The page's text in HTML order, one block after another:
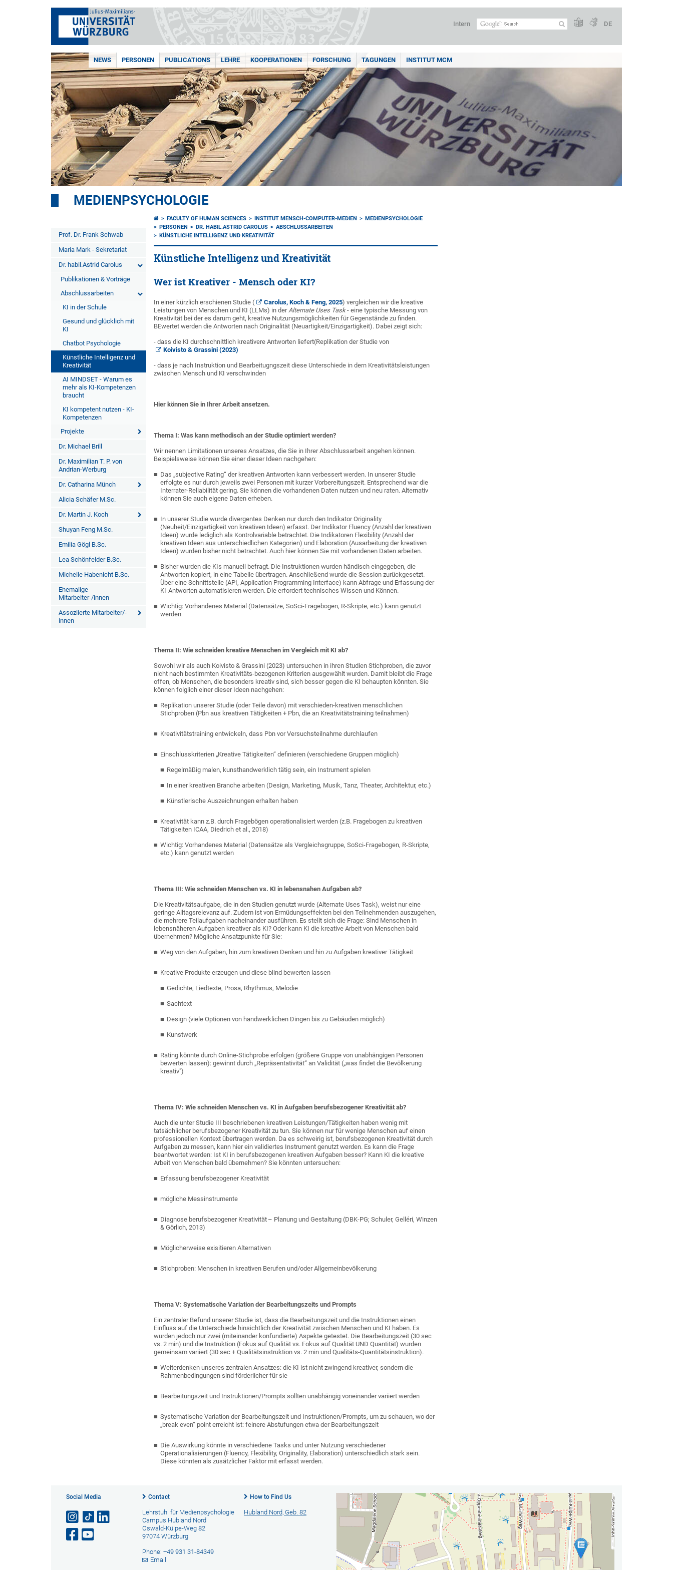
Intern DE
NEWS PERSONEN PUBLICATIONS LEHRE KOOPERATIONEN FORSCHUNG TAGUNGEN INSTITUT MCM
MEDIENPSYCHOLOGIE
Prof. Dr. Frank Schwab
Maria Mark - Sekretariat
Dr. habil.Astrid Carolus
Publikationen & Vorträge
Abschlussarbeiten
KI in der Schule
Gesund und glücklich mit
KI
Chatbot Psychologie
Künstliche Intelligenz und
Kreativität
AI MINDSET - Warum es
mehr als KI-Kompetenzen
braucht
KI kompetent nutzen - KI-
Kompetenzen
Projekte
Dr. Michael Brill
Dr. Maximilian T. P. von
Andrian-Werburg
Dr. Catharina Münch
Alicia Schäfer M.Sc.
Dr. Martin J. Koch
Shuyan Feng M.Sc.
Emilia Gögl B.Sc.
Lea Schönfelder B.Sc.
Michelle Habenicht B.Sc.
Ehemalige
Mitarbeiter-/innen
Assoziierte Mitarbeiter/-
innen
FACULTY OF HUMAN SCIENCES INSTITUT MENSCH-COMPUTER-MEDIEN
MEDIENPSYCHOLOGIE
PERSONEN
DR. HABIL.ASTRID CAROLUS
ABSCHLUSSARBEITEN
KÜNSTLICHE INTELLIGENZ UND KREATIVITÄT
Künstliche Intelligenz und Kreativität
Wer ist Kreativer - Mensch oder KI?
In einer kürzlich erschienen Studie ( Carolus, Koch & Feng, 2025) vergleichen wir die kreative
Leistungen von Menschen und KI (LLMs) in derAlternate Uses Task- eine typische Messung von
Kreativität bei der es darum geht, kreative Nutzungsmöglichkeiten für Gegenstände zu finden.
BEwertet werden die Antworten nach Originalität (Neuartigkeit/Einzigartigkeit). Dabei zeigt sich:
- dass die KI durchschnittlich kreativere Antworten liefert(Replikation der Studie von
Koivisto & Grassini (2023)
- dass je nach Instruktion und Bearbeitugngszeit diese Unterschiede in dern Kreativitätsleistungen
zwischen Mensch und KI verschwinden
Hier können Sie in Ihrer Arbeit ansetzen.
Thema I: Was kann methodisch an der Studie optimiert werden?
Wir nennen Limitationen unseres Ansatzes, die Sie in Ihrer Abschlussarbeit angehen können.
Beispielsweise können Sie einer dieser Ideen nachgehen:
Das „subjective Rating“ der kreativen Antworten kann verbessert werden. In unserer Studie
erfolgte es nur durch jeweils zwei Personen mit kurzer Vorbereitungszeit. Entsprechend war die
Interrater-Reliabilität gering. Sie können die vorhandenen Daten nutzen und neu raten. Alternativ
können Sie auch eigene Daten erheben.
In unserer Studie wurde divergentes Denken nur durch den Indikator Originality
(Neuheit/Einzigartigkeit von kreativen Ideen) erfasst. Der Indikator Fluency (Anzahl der kreativen
Ideen) wurde lediglich als Kontrolvariable betrachtet. Die Indikatoren Flexibility (Anzahl der
kreativen Ideen aus unterschiedlichen Kategorien) und Elaboration (Ausarbeitung der kreativen
Ideen) wurden bisher nicht betrachtet. Auch hier können Sie mit vorhandenen Daten arbeiten.
Bisher wurden die KIs manuell befragt. Die Instruktionen wurden händisch eingegeben, die
Antworten kopiert, in eine Tabelle übertragen. Anschließend wurde die Session zurückgesetzt.
Über eine Schnittstelle (API, Application Programming Interface) kann Abfrage und Erfassung der
KI-Antworten automatisieren werden. Die erfordert technisches Wissen und Können.
Wichtig: Vorhandenes Material (Datensätze, SoSci-Fragebogen, R-Skripte, etc.) kann genutzt
werden
Thema II: Wie schneiden kreative Menschen im Vergleich mit KI ab?
Sowohl wir als auch Koivisto & Grassini (2023) untersuchen in ihren Studien Stichproben, die zuvor
nicht nach bestimmten Kreativitäts-bezogenen Kriterien ausgewählt wurden. Damit bleibt die Frage
offen, ob Menschen, die besonders kreativ sind, sich besser gegen die KI behaupten könnten. Sie
können folglich einer dieser Ideen nachgehen:
Replikation unserer Studie (oder Teile davon) mit verschieden-kreativen menschlichen
Stichproben (Pbn aus kreativen Tätigkeiten + Pbn, die an Kreativitätstraining teilnahmen)
Kreativitätstraining entwickeln, dass Pbn vor Versuchsteilnahme durchlaufen
Einschlusskriterien „Kreative Tätigkeiten“ definieren (verschiedene Gruppen möglich)
Regelmäßig malen, kunsthandwerklich tätig sein, ein Instrument spielen
In einer kreativen Branche arbeiten (Design, Marketing, Musik, Tanz, Theater, Architektur, etc.)
Künstlerische Auszeichnungen erhalten haben
Kreativität kann z.B. durch Fragebögen operationalisiert werden (z.B. Fragebogen zu kreativen
Tätigkeiten ICAA, Diedrich et al., 2018)
Wichtig: Vorhandenes Material (Datensätze als Vergleichsgruppe, SoSci-Fragebogen, R-Skripte,
etc.) kann genutzt werden
Thema III: Wie schneiden Menschen vs. KI in lebensnahen Aufgaben ab?
Die Kreativitätsaufgabe, die in den Studien genutzt wurde (Alternate Uses Task), weist nur eine
geringe Alltagsrelevanz auf. Zudem ist von Ermüdungseffekten bei den Teilnehmenden auszugehen,
die mehrere Teilaufgaben nacheinander ausführen. Es stellt sich die Frage: Sind Menschen in
lebensnäheren Aufgaben kreativer als KI? Oder kann KI die kreative Arbeit von Menschen bald
übernehmen? Mögliche Ansatzpunkte für Sie:
Weg von den Aufgaben, hin zum kreativen Denken und hin zu Aufgaben kreativer Tätigkeit
Kreative Produkte erzeugen und diese blind bewerten lassen
Gedichte, Liedtexte, Prosa, Rhythmus, Melodie
Sachtext
Design (viele Optionen von handwerklichen Dingen bis zu Gebäuden möglich)
Kunstwerk
Rating könnte durch Online-Stichprobe erfolgen (größere Gruppe von unabhängigen Personen
bewerten lassen): gewinnt durch „Repräsentativität“ an Validität („was findet die Bevölkerung
kreativ")
Thema IV: Wie schneiden Menschen vs. KI in Aufgaben berufsbezogener Kreativität ab?
Auch die unter Studie III beschriebenen kreativen Leistungen/Tätigkeiten haben wenig mit
tatsächlicher berufsbezogener Kreativität zu tun. Sie können nur für wenige Menschen auf einen
professionellen Kontext übertragen werden. Da es schweirig ist, berufsbezogenen Kreativität durch
Aufgaben zu messen, kann hier ein validiertes Instrument genutzt werden. Es kann die Frage
beantwortet werden: Ist KI in berufsbezogenen kreativen Aufgaben besser? Kann KI die kreative
Arbeit von Menschen bald übernehmen? Sie könnten untersuchen:
Erfassung berufsbezogener Kreativität
mögliche Messinstrumente
Diagnose berufsbezogener Kreativität – Planung und Gestaltung (DBK-PG; Schuler, Gelléri, Winzen
& Görlich, 2013)
Möglicherweise exisitieren Alternativen
Stichproben: Menschen in kreativen Berufen und/oder Allgemeinbevölkerung
Thema V: Systematische Variation der Bearbeitungszeits und Prompts
Ein zentraler Befund unserer Studie ist, dass die Bearbeitungszeit und die Instruktionen einen
Einfluss auf die Unterschiede hinsichtlich der Kreativität zwischen Menschen und KI haben. Es
wurden jedoch nur zwei (miteinander konfundierte) Aspekte getestet. Die Bearbeitungszeit (30 sec
vs. 2 min) und die Instruktion (Fokus auf Qualität vs. Fokus auf Qualität UND Quantität) wurden
gemeinsam variiert (30 sec + Qualitätsinstruktion vs. 2 min und Qualitäts-Quantitätsinstruktion).
Weiterdenken unseres zentralen Ansatzes: die KI ist nicht zwingend kreativer, sondern die
Rahmenbedingungen sind förderlicher für sie
Bearbeitungszeit und Instruktionen/Prompts sollten unabhängig voneinander variiert werden
Systematische Variation der Bearbeitungszeit und Instruktionen/Prompts, um zu schauen, wo der
„break even“ point erreicht ist: feinere Abstufungen etwa der Bearbeitungszeit
Die Auswirkung könnte in verschiedene Tasks und unter Nutzung verschiedener
Operationalisierungen (Fluency, Flexibility, Originality, Elaboration) unterschiedlich stark sein.
Diese könnten als zusätzlicher Faktor mit erfasst werden.
Social Media Contact
Lehrstuhl für Medienpsychologie
Campus Hubland Nord
Oswald-Külpe-Weg 82
97074 Würzburg
Phone: +49 931 31-84349
Email
How to Find Us
Hubland Nord, Geb. 82